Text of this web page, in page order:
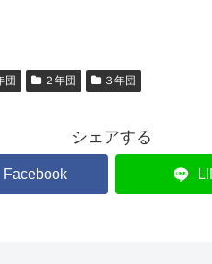
団 ２年団 ３年団
シェアする
Facebook